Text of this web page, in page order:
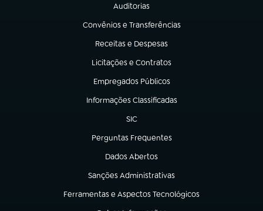
Auditorias
(abre em nova aba)
Convênios e Transferências
(abre em nova aba)
Receitas e Despesas
(abre em nova aba)
Licitações e Contratos
(abre em nova aba)
Empregados Públicos
(abre em nova aba)
Informações Classificadas
(abre em nova aba)
SIC
(abre em nova aba)
Perguntas Frequentes
(abre em nova aba)
Dados Abertos
(abre em nova aba)
Sanções Administrativas
(abre em nova aba)
Ferramentas e Aspectos Tecnológicos
(abre em nova aba)